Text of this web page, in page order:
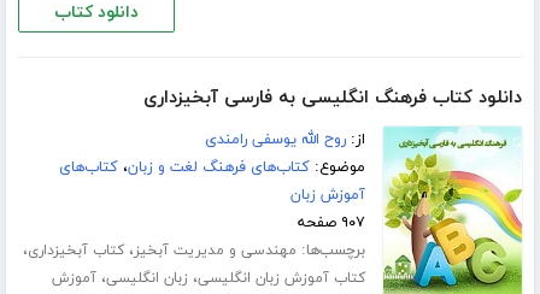
دانلود کتاب
دانلود کتاب فرهنگ انگلیسی به فارسی آبخیزداری
از:روح الله یوسفی رامندی
موضوع:کتاب‌های فرهنگ لغت و زبان،کتاب‌های
آموزش زبان
۹۰۷ صفحه
برچسب‌ها: مهندسی و مدیریت آبخیز،کتاب آبخیزداری،
کتاب آموزش زبان انگلیسی، زبان انگلیسی،آموزش